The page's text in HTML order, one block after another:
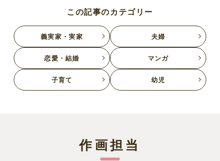
この記事のカテゴリー
義実家・実家 夫婦
恋愛・結婚 マンガ
子育て 幼児
作画担当